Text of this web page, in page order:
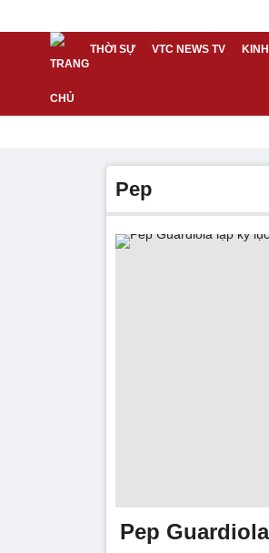
THỜI SỰ VTC NEWS TV
Pep
Pep